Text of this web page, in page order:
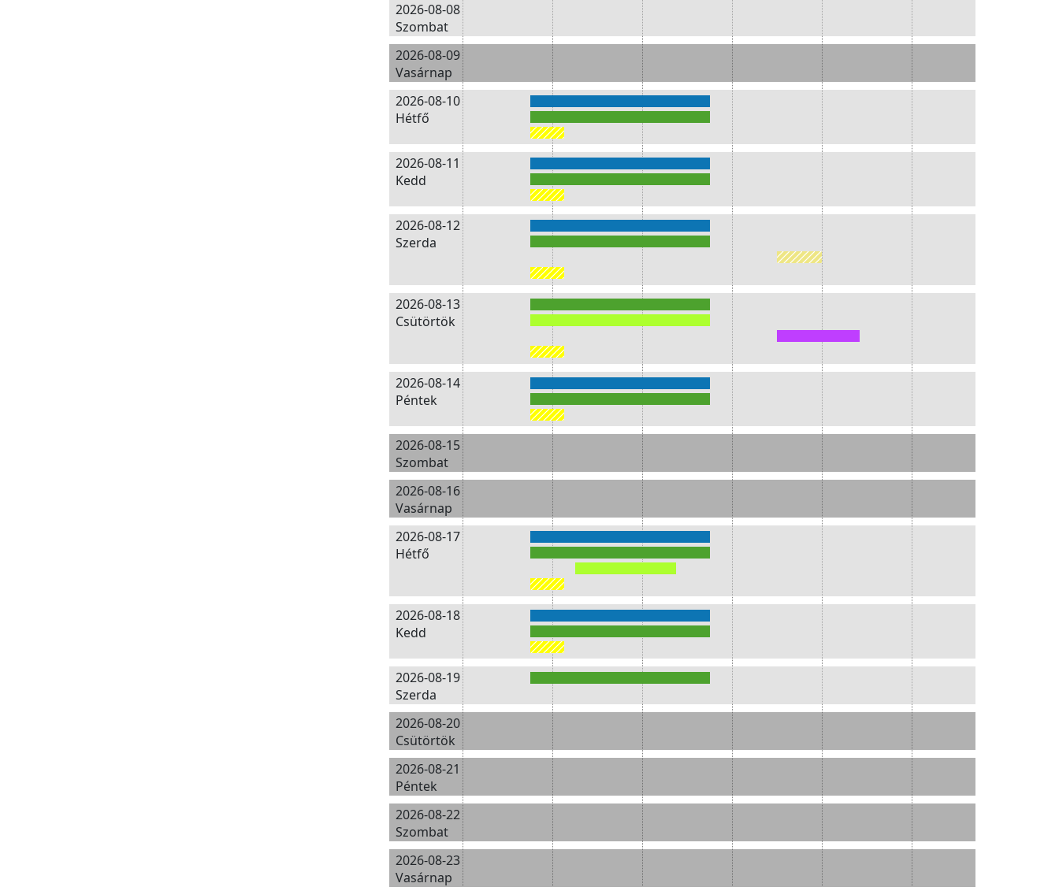
2026-08-08
Szombat
2026-08-09
Vasárnap
2026-08-10
Hétfő
2026-08-11
Kedd
2026-08-12
Szerda
2026-08-13
Csütörtök
2026-08-14
Péntek
2026-08-15
Szombat
2026-08-16
Vasárnap
2026-08-17
Hétfő
2026-08-18
Kedd
2026-08-19
Szerda
2026-08-20
Csütörtök
2026-08-21
Péntek
2026-08-22
Szombat
2026-08-23
Vasárnap